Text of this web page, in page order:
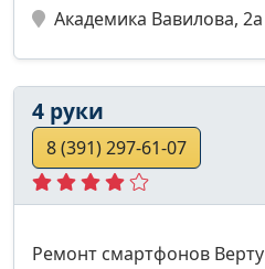
Академика Вавилова, 2а
4 руки
8 (391) 297-61-07
Ремонт смартфонов Верту